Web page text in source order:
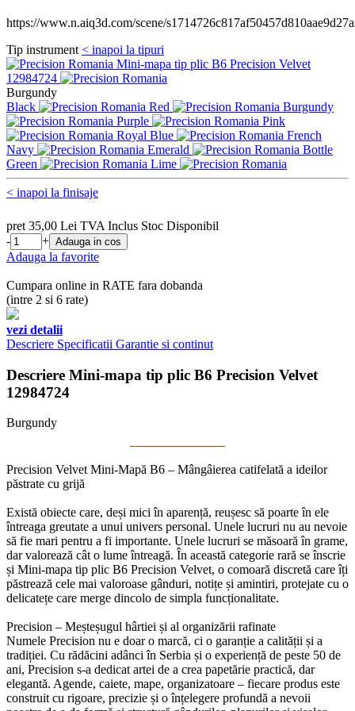
https://www.n.aiq3d.com/scene/
Tip instrument < inapoi la tipuri
Mini-mapa tip plic B6 Precision Velvet
12984724
Burgundy
Black
Red
Burgundy
Purple
Pink
Royal Blue
French
Navy
Emerald
Bottle
Green
Lime
< inapoi la finisaje
pret 35,00 Lei TVA Inclus Stoc Disponibil
-
+
Adauga la favorite
Cumpara online in RATE fara dobanda
(intre 2 si 6 rate)
vezi detalii
Descriere Specificatii Garantie si continut
Descriere Mini-mapa tip plic B6 Precision Velvet
12984724
Burgundy
Precision Velvet Mini-Mapă B6 – Mângâierea catifelată a ideilor
păstrate cu grijă
Există obiecte care, deși mici în aparență, reușesc să poarte în ele
întreaga greutate a unui univers personal. Unele lucruri nu au nevoie
să fie mari pentru a fi importante. Unele lucruri se măsoară în grame,
dar valorează cât o lume întreagă. În această categorie rară se înscrie
și Mini-mapa tip plic B6 Precision Velvet, o comoară discretă care îți
păstrează cele mai valoroase gânduri, notițe și amintiri, protejate cu o
delicatețe care merge dincolo de simpla funcționalitate.
Precision – Meșteșugul hârtiei și al organizării rafinate
Numele Precision nu e doar o marcă, ci o garanție a calității și a
tradiției. Cu rădăcini adânci în Serbia și o experiență de peste 50 de
ani, Precision s-a dedicat artei de a crea papetărie practică, dar
elegantă. Agende, caiete, mape, organizatoare – fiecare produs este
construit cu rigoare, precizie și o înțelegere profundă a nevoii